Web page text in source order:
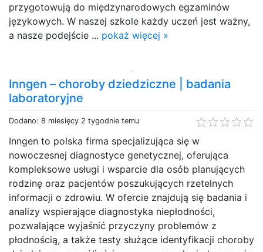
przygotowują do międzynarodowych egzaminów
językowych. W naszej szkole każdy uczeń jest ważny,
a nasze podejście ... pokaż więcej »
Inngen – choroby dziedziczne​ | badania
laboratoryjne
Dodano: 8 miesięcy 2 tygodnie temu
Inngen to polska firma specjalizująca się w
nowoczesnej diagnostyce genetycznej, oferująca
kompleksowe usługi i wsparcie dla osób planujących
rodzinę oraz pacjentów poszukujących rzetelnych
informacji o zdrowiu. W ofercie znajdują się badania i
analizy wspierające diagnostyka niepłodności​,
pozwalające wyjaśnić przyczyny problemów z
płodnością, a także testy służące identyfikacji choroby